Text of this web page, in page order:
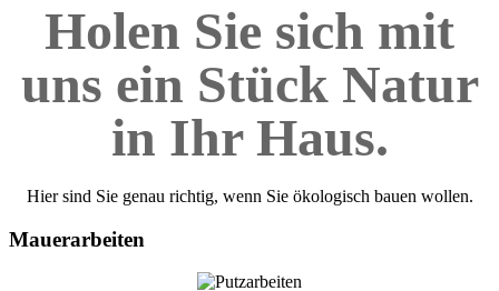
Holen Sie sich mit
uns ein Stück Natur
in Ihr Haus.
Hier sind Sie genau richtig, wenn Sie ökologisch bauen wollen.
Mauerarbeiten